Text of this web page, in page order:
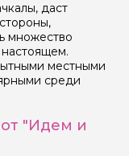
даст
множество
местными
среди
"Идем и